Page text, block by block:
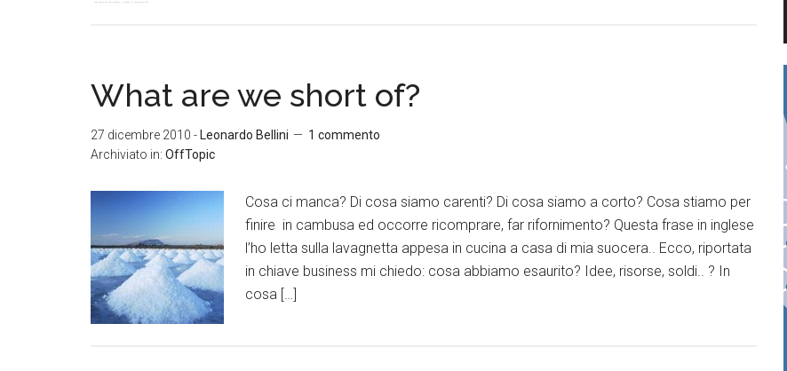
What are we short of?
27 dicembre 2010 - Leonardo Bellini
1 commento
Archiviato in: OffTopic
Cosa ci manca? Di cosa siamo carenti? Di cosa siamo a corto? Cosa stiamo per
finire in cambusa ed occorre ricomprare, far rifornimento? Questa frase in inglese
l’ho letta sulla lavagnetta appesa in cucina a casa di mia suocera.. Ecco, riportata
in chiave business mi chiedo: cosa abbiamo esaurito? Idee, risorse, soldi.. ? In
cosa […]